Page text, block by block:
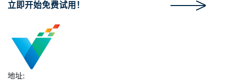
立即开始免费试用！
地址: